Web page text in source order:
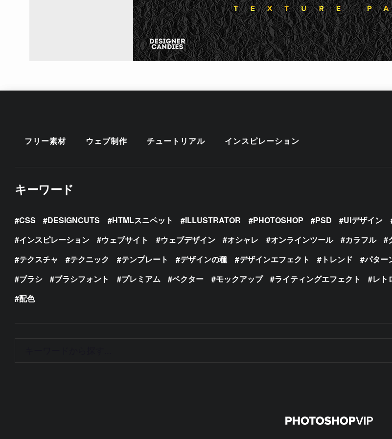
フリー素材 ウェブ制作 チュートリアル インスピレーション
キーワード
CSS DESIGNCUTS HTMLスニペット ILLUSTRATOR PHOTOSHOP PSD UIデザイン
インスピレーション
ウェブサイト ウェブデザイン オシャレ オンラインツール カラフル
テクスチャ
テクニック テンプレート デザインの種 デザインエフェクト トレンド パター
ブラシ
ブラシフォント プレミアム ベクター モックアップ ライティングエフェクト レト
配色